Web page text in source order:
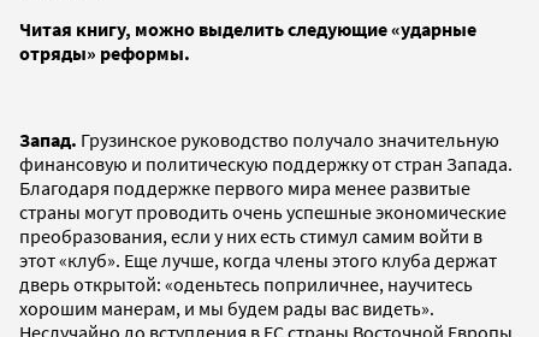
Читая книгу, можно выделить следующие «ударные
отряды» реформы.
Запад. Грузинское руководство получало значительную
финансовую и политическую поддержку от стран Запада.
Благодаря поддержке первого мира менее развитые
страны могут проводить очень успешные экономические
преобразования, если у них есть стимул самим войти в
этот «клуб». Еще лучше, когда члены этого клуба держат
дверь открытой: «оденьтесь поприличнее, научитесь
хорошим манерам, и мы будем рады вас видеть».